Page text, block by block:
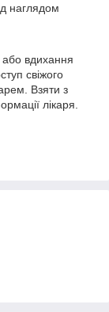
наглядом
або вдихання
свіжого
Взяти з
лікаря.